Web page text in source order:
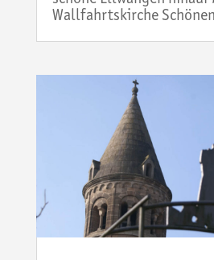
Wallfahrtskirche